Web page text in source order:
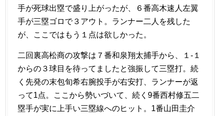
手が死球出塁で盛り上がったが、６番高木速人左翼
手が三塁ゴロで３アウト。ランナー二人を残した
が、ここではもう１点は欲しかった。
二回裏高松商の攻撃は７番和泉翔太捕手から、１-１
からの３球目を待ってましたと強振して三塁打。続
く先発の末包旬希右腕投手が右安打、ランナーが返
って1点。ここから勢いづいて、続く9番西村修五二
塁手が実に上手い三塁線へのヒット。1番山田圭介